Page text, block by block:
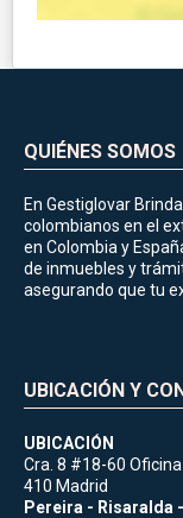
QUIÉNES SOMOS
En Gestiglovar
colombianos en el
en Colombia y
de inmuebles y
asegurando que tu
UBICACIÓN Y
UBICACIÓN
Cra. 8 #18-60
410 Madrid
Pereira - Risaralda